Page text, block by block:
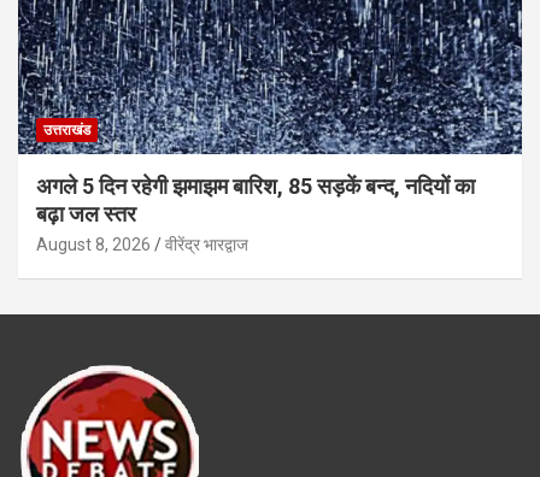
उत्तराखंड
अगले 5 दिन रहेगी झमाझम बारिश, 85 सड़कें बन्द, नदियों का
बढ़ा जल स्तर
August 8, 2026 वीरेंद्र भारद्वाज